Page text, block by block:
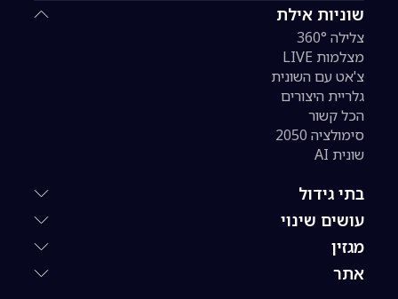
שוניות אילת
צלילה 360°
מצלמות LIVE
צ'אט עם השונית
גלריית היצורים
הכל קשור
סימולציה 2050
שונית AI
בתי גידול
עושים שינוי
מגזין
אתר